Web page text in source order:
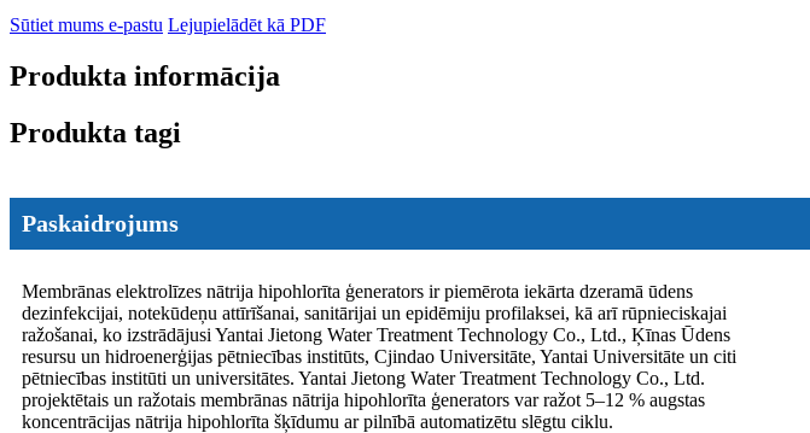
Sūtiet mums e-pastu Lejupielādēt kā PDF
Produkta informācija
Produkta tagi
Paskaidrojums
Membrānas elektrolīzes nātrija hipohlorīta ģenerators ir piemērota iekārta dzeramā ūdens
dezinfekcijai, notekūdeņu attīrīšanai, sanitārijai un epidēmiju profilaksei, kā arī rūpnieciskajai
ražošanai, ko izstrādājusi Yantai Jietong Water Treatment Technology Co., Ltd., Ķīnas Ūdens
resursu un hidroenerģijas pētniecības institūts, Cjindao Universitāte, Yantai Universitāte un citi
pētniecības institūti un universitātes. Yantai Jietong Water Treatment Technology Co., Ltd.
projektētais un ražotais membrānas nātrija hipohlorīta ģenerators var ražot 5–12 % augstas
koncentrācijas nātrija hipohlorīta šķīdumu ar pilnībā automatizētu slēgtu ciklu.